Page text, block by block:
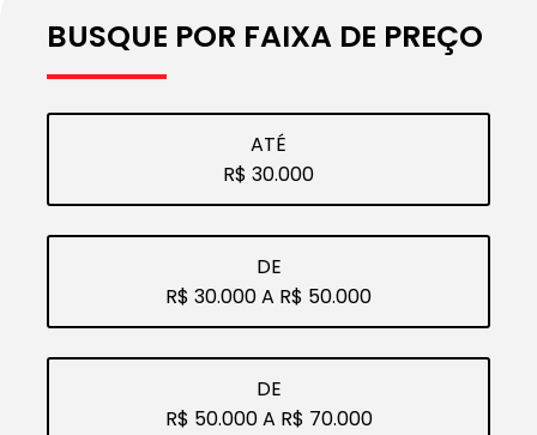
BUSQUE POR FAIXA DE PREÇO
ATÉ
R$ 30.000
DE
R$ 30.000 A R$ 50.000
DE
R$ 50.000 A R$ 70.000